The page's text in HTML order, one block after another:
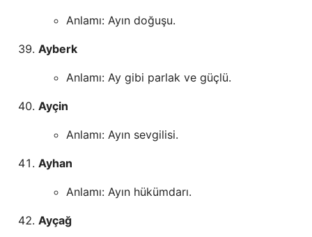
Anlamı: Ayın doğuşu.
Ayberk
Anlamı: Ay gibi parlak ve güçlü.
Ayçin
Anlamı: Ayın sevgilisi.
Ayhan
Anlamı: Ayın hükümdarı.
Ayçağ